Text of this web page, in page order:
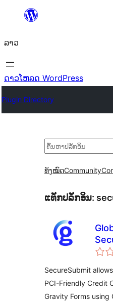
ທີ່
ເນື້ອຫາ
ລາວ
ດາວໂຫລດ WordPress
Plugin Directory
ຄົ້ນຫາ
ທັງໝົດCommunity
ແທັກປລັກອິນ:
SecureSubmit
PCI-Friendly Credit
Gravity Forms using